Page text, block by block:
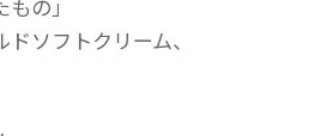
の」
ソフトクリーム、